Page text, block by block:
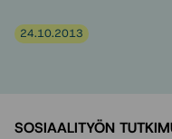
24.10.2013
SOSIAALITYÖN